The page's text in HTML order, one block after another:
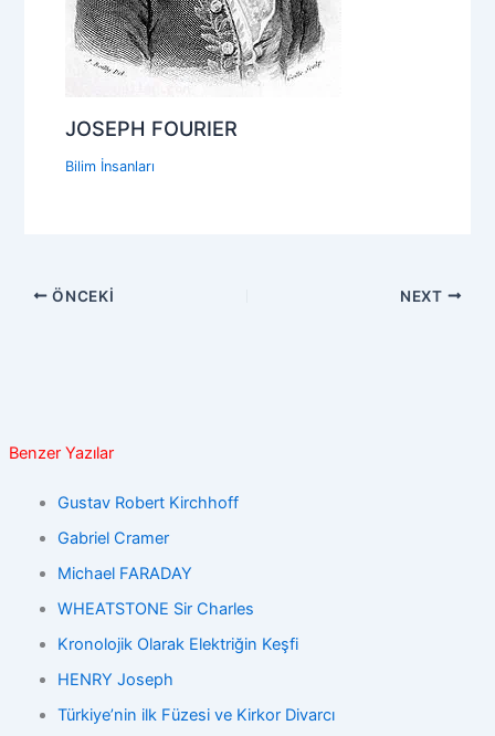
JOSEPH FOURIER
Bilim İnsanları
ÖNCEKI NEXT
Benzer Yazılar
Gustav Robert Kirchhoff
Gabriel Cramer
Michael FARADAY
WHEATSTONE Sir Charles
Kronolojik Olarak Elektriğin Keşfi
HENRY Joseph
Türkiye’nin ilk Füzesi ve Kirkor Divarcı